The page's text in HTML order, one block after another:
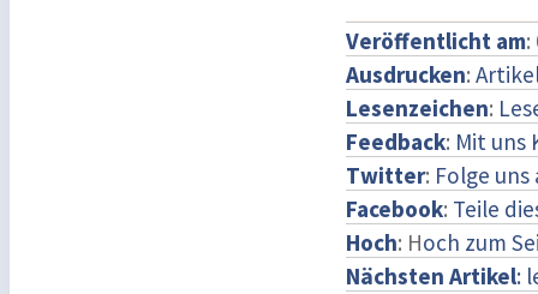
Veröffentlicht am:
Ausdrucken:
Lesenzeichen:
Feedback: Mit uns
Twitter: Folge
Facebook: Teile
Hoch: Hoch zum
Nächsten Artikel: